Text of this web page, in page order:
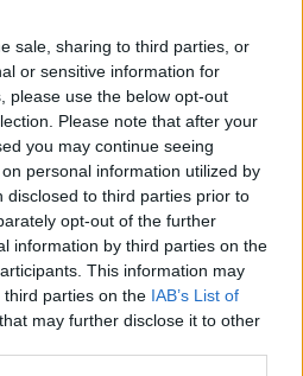
sale, sharing to third parties, or
or sensitive information for
please use the below opt-out
Please note that after your
you may continue seeing
personal information utilized by
disclosed to third parties prior to
opt-out of the further
information by third parties on the
This information may
parties on the IAB’s List of
that may further disclose it to other